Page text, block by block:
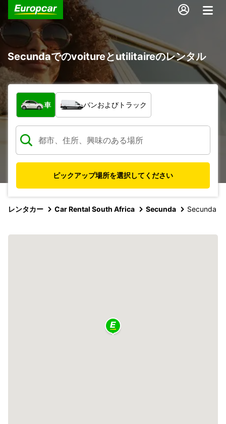
Secundaでのvoitureとutilitaireのレンタル
車両の種類
車 バンおよびトラック
ピックアップ場所を選択してください
レンタカー Car Rental South Africa Secunda Secunda